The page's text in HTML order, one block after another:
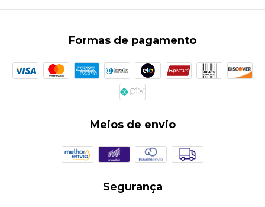
Formas de pagamento
Meios de envio
Segurança